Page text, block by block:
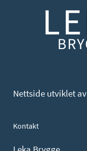
Nettside utviklet av
Kontakt